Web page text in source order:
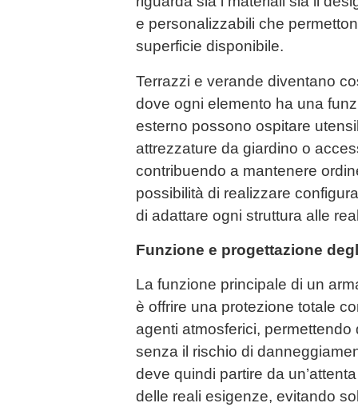
e personalizzabili che
superficie disponibile.
Terrazzi e verande diventano
dove ogni elemento ha una
esterno possono ospitare
attrezzature da giardino o
contribuendo a mantenere
possibilità di realizzare
di adattare ogni struttura alle
Funzione e progettazione
La funzione principale di un
è offrire una protezione totale
agenti atmosferici,
senza il rischio di
deve quindi partire da
delle reali esigenze, evitando